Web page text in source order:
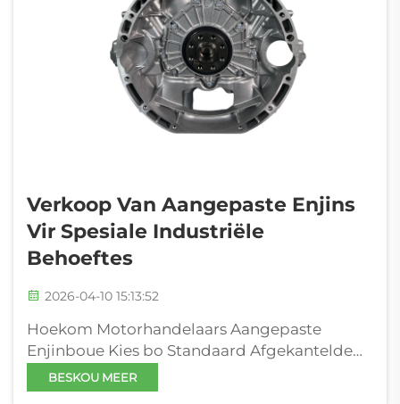
Verkoop Van Aangepaste Enjins
Vir Spesiale Industriële
Behoeftes
2026-04-10 15:13:52
Hoekom Motorhandelaars Aangepaste
Enjinboue Kies bo Standaard Afgekantelde
Opsies. Operasionele Gatte wat Massa-
geproduseerde Afgekantelde Enjins nie kan
BESKOU MEER